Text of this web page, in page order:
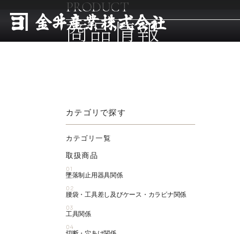
PRODUCT
商品情報
カテゴリで探す
カテゴリ一覧
取扱商品
01
墜落制止用器具関係
02
腰袋・工具差し及びケース・カラビナ関係
03
工具関係
04